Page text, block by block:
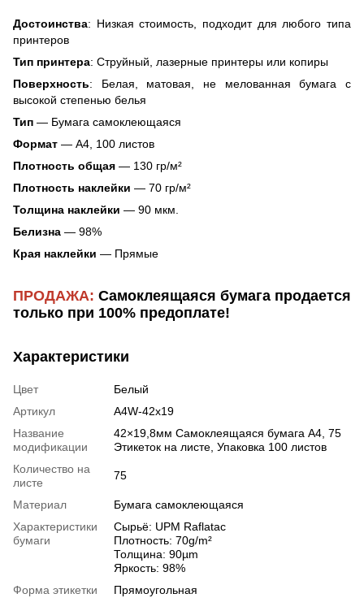
Достоинства: Низкая стоимость, подходит для любого типа
принтеров
Тип принтера: Струйный, лазерные принтеры или копиры
Поверхность: Белая, матовая, не мелованная бумага с
высокой степенью белья
Тип — Бумага самоклеющаяся
Формат — А4, 100 листов
Плотность общая — 130 гр/м²
Плотность наклейки — 70 гр/м²
Толщина наклейки — 90 мкм.
Белизна — 98%
Края наклейки — Прямые
ПРОДАЖА: Самоклеящаяся бумага продается
только при 100% предоплате!
Характеристики
Цвет
Белый
Артикул
A4W-42x19
Название
модификации
42×19,8мм Самоклеящаяся бумага А4, 75
Этикеток на листе, Упаковка 100 листов
Количество на
листе
75
Материал
Бумага самоклеющаяся
Характеристики
бумаги
Сырьё: UPM Raflatac
Плотность: 70g/m²
Толщина: 90µm
Яркость: 98%
Форма этикетки
Прямоугольная